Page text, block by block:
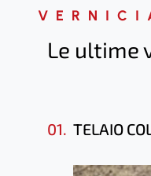
Le ultime
01. TELAIO